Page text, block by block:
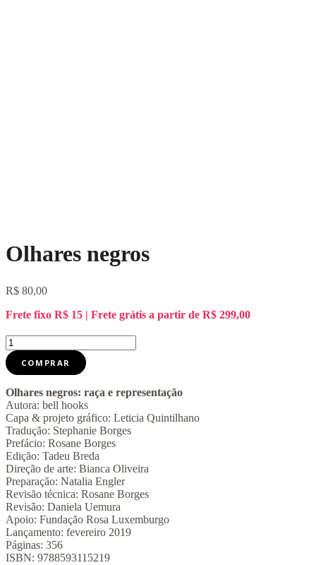
Olhares negros
R$ 80,00
Frete fixo R$ 15 | Frete grátis a partir de R$ 299,00
Olhares
negros
quantidade
COMPRAR
Olhares negros: raça e representação
Autora: bell hooks
Capa & projeto gráfico: Leticia Quintilhano
Tradução: Stephanie Borges
Prefácio: Rosane Borges
Edição: Tadeu Breda
Direção de arte: Bianca Oliveira
Preparação: Natalia Engler
Revisão técnica: Rosane Borges
Revisão: Daniela Uemura
Apoio: Fundação Rosa Luxemburgo
Lançamento: fevereiro 2019
Páginas: 356
ISBN: 9788593115219